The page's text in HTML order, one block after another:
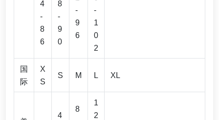
4
-
8
6
8
-
9
0
-
9
6
-
1
0
2
国
际
X
S
S M L XL
4
8
1
2